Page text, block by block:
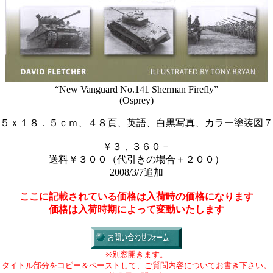
“New Vanguard No.141 Sherman Firefly”
(Osprey)
ｘ１８．５ｃｍ、４８頁、英語、白黒写真、カラー塗装図
￥３，３６０－
送料￥３００（代引きの場合＋２００）
2008/3/7追加
ここに記載されている価格は入荷時の価格になります
価格は入荷時期によって変動いたします
※別窓開きます。
タイトル部分をコピー＆ペーストして、ご質問内容についてお書き下さい。